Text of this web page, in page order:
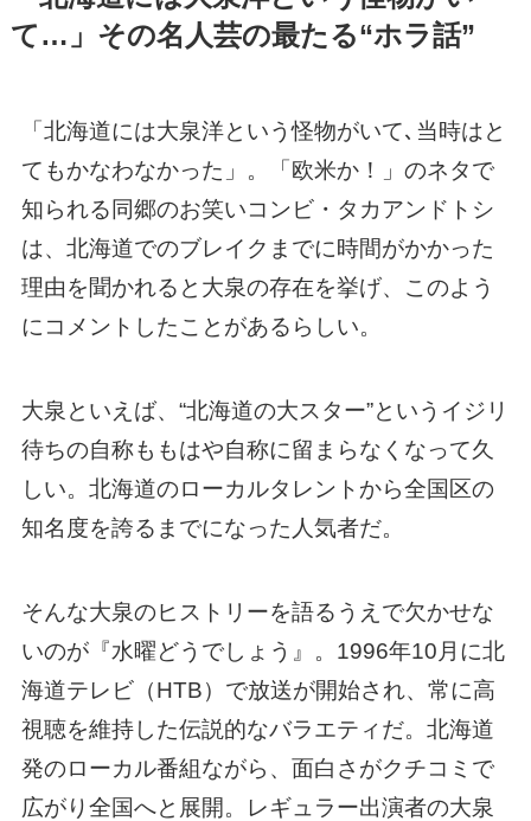
て…」その名人芸の最たる“ホラ話”
「北海道には大泉洋という怪物がいて､当時はと
てもかなわなかった」。「欧米か！」のネタで
知られる同郷のお笑いコンビ・タカアンドトシ
は、北海道でのブレイクまでに時間がかかった
理由を聞かれると大泉の存在を挙げ、このよう
にコメントしたことがあるらしい。
大泉といえば、“北海道の大スター”というイジリ
待ちの自称ももはや自称に留まらなくなって久
しい。北海道のローカルタレントから全国区の
知名度を誇るまでになった人気者だ。
そんな大泉のヒストリーを語るうえで欠かせな
いのが『水曜どうでしょう』。1996年10月に北
海道テレビ（HTB）で放送が開始され、常に高
視聴を維持した伝説的なバラエティだ。北海道
発のローカル番組ながら、面白さがクチコミで
広がり全国へと展開。レギュラー出演者の大泉